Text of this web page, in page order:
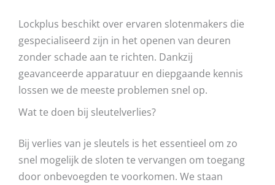
Lockplus beschikt over ervaren slotenmakers die
gespecialiseerd zijn in het openen van deuren
zonder schade aan te richten. Dankzij
geavanceerde apparatuur en diepgaande kennis
lossen we de meeste problemen snel op.
Wat te doen bij sleutelverlies?
Bij verlies van je sleutels is het essentieel om zo
snel mogelijk de sloten te vervangen om toegang
door onbevoegden te voorkomen. We staan